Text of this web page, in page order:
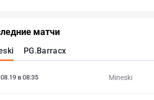
матчи
PG.Barracx
в 08:35 Mineski